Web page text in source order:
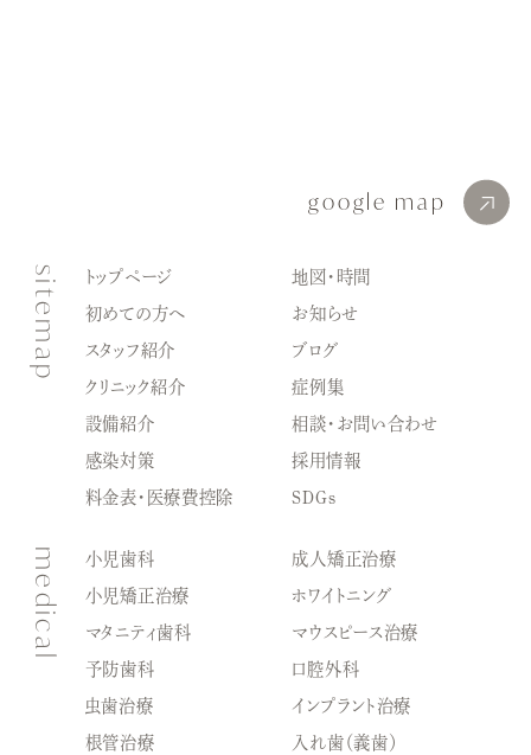
google map
sitemap トップページ
初めての方へ
スタッフ紹介
クリニック紹介
設備紹介
感染対策
料金表・医療費控除
地図・時間
お知らせ
ブログ
症例集
相談・お問い合わせ
採用情報
SDGｓ
medical 小児歯科
小児矯正治療
マタニティ歯科
予防歯科
虫歯治療
根管治療
成人矯正治療
ホワイトニング
マウスピース治療
口腔外科
インプラント治療
入れ歯（義歯）